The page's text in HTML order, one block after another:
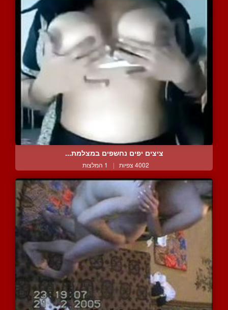
ציצים יפים נחשפים במצלמת...
4002 צפיות | 1 המלצות